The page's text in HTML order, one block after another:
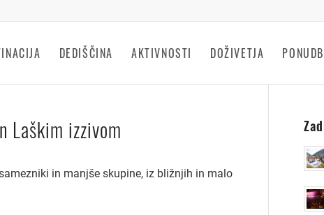
DEDIŠČINA AKTIVNOSTI DOŽIVETJA
Laškim izzivom
in manjše skupine, iz bližnjih in malo